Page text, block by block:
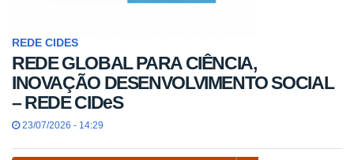
REDE CIDES
REDE GLOBAL PARA CIÊNCIA,
INOVAÇÃO DESENVOLVIMENTO SOCIAL
– REDE CIDeS
23/07/2026 - 14:29